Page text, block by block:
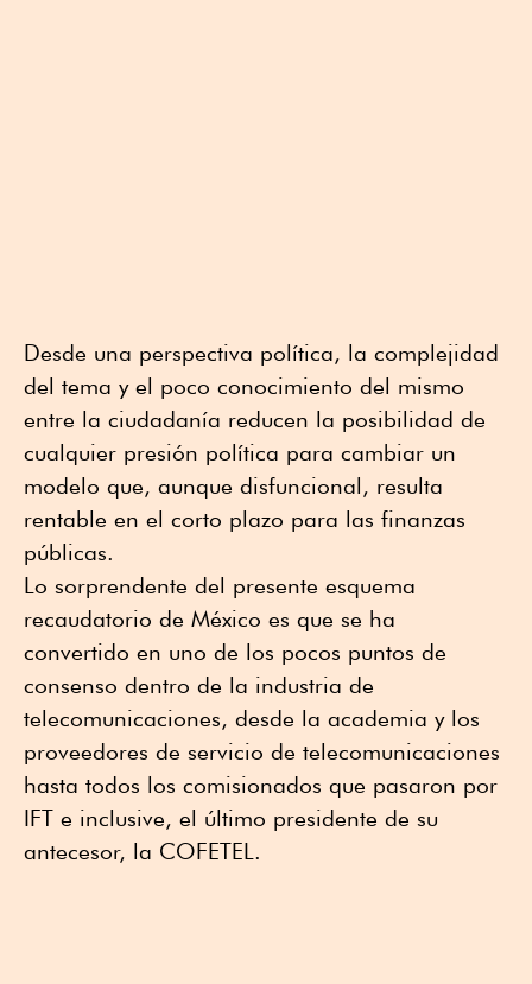
Desde una perspectiva política, la complejidad
del tema y el poco conocimiento del mismo
entre la ciudadanía reducen la posibilidad de
cualquier presión política para cambiar un
modelo que, aunque disfuncional, resulta
rentable en el corto plazo para las finanzas
públicas.
Lo sorprendente del presente esquema
recaudatorio de México es que se ha
convertido en uno de los pocos puntos de
consenso dentro de la industria de
telecomunicaciones, desde la academia y los
proveedores de servicio de telecomunicaciones
hasta todos los comisionados que pasaron por
IFT e inclusive, el último presidente de su
antecesor, la COFETEL.